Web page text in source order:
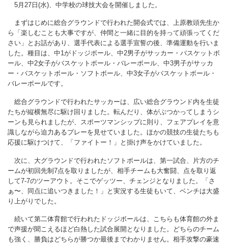
5月27日(水)、中学校の球技大会を開催しました。
まずはじめに総合グラウンドで行われた開会式では、上原教頭先生か
ら「楽しむことも大事ですが、仲間と一緒に目的を持って頑張ってくだ
さい」とお話があり、選手代表による選手宣誓の後、準備運動を行いま
した。種目は、中1がドッジボール、中2男子がサッカー・バスケットボ
ール、中2女子がバスケットボール・バレーボール、中3男子がサッカ
ー・バスケットボール・ソフトボール、中3女子がバスケットボール・
バレーボールです。
総合グラウンドで行われたサッカーは、広い総合グラウンド内を生徒
たちが縦横無尽に駆け回りました。転んだり、体がぶつかってしまうシ
ーンも見られましたが、スポーツマンシップに則り、フェアプレイを意
識しながら迫力あるプレーを見せていました。ほかの競技の生徒たちも
応援に駆けつけて、「ファイトー！」と掛け声をかけていました。
次に、大グラウンドで行われたソフトボールは、第一試合、片方のチ
ームが初回先制7点を取りましたが、相手チームも大奮闘、点を取り返
して7-7のツーアウト。そこでゲッツー、チェンジとなりました。「さ
ぁ〜、同点に追いつきました！」と実況する生徒もいて、ベンチは大盛
り上がりでした。
続いて第二体育館で行われたドッジボールは、こちらも体育館の外ま
で声援が聞こえるほど白熱した試合展開となりました。どちらのチーム
も強く、勝負はどちらが勝つか最後までわかりません。相手攻撃の豪速